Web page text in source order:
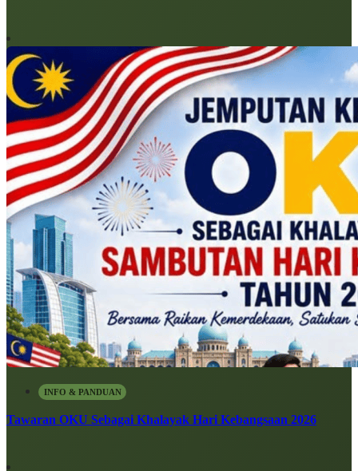
INFO & PANDUAN
Tawaran OKU Sebagai Khalayak Hari Kebangsaan 2026